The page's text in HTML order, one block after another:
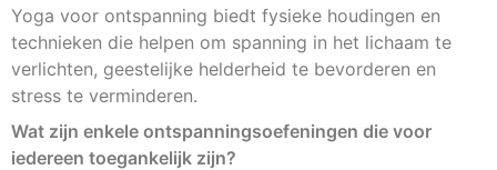
Yoga voor ontspanning biedt fysieke houdingen en
technieken die helpen om spanning in het lichaam te
verlichten, geestelijke helderheid te bevorderen en
stress te verminderen.
Wat zijn enkele ontspanningsoefeningen die voor
iedereen toegankelijk zijn?